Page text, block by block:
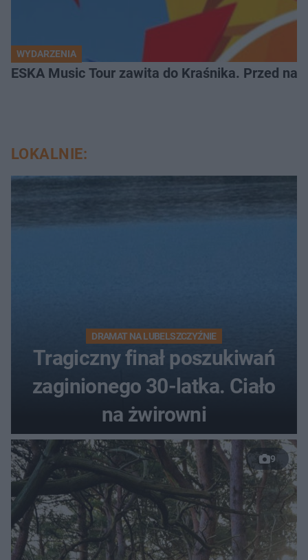
WYDARZENIA
ESKA Music Tour zawita do Kraśnika. Przed
LOKALNIE:
DRAMAT NA LUBELSZCZYŹNIE
Tragiczny finał poszukiwań
zaginionego 30-latka. Ciało
na żwirowni
9